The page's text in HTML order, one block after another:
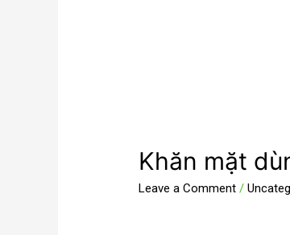
Khăn mặt
Leave a Comment /